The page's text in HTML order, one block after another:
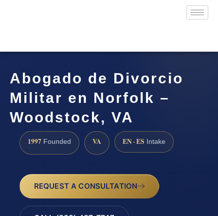
Abogado de Divorcio
Militar en Norfolk –
Woodstock, VA
1997 Founded VA EN · ES Intake
REQUEST A CONSULTATION